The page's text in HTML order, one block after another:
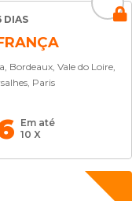
DIAS
Bordeaux, Vale do Loire,
Paris
Em até
10 X